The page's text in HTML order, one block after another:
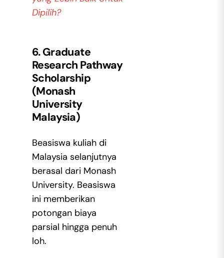
Dipilih?
6. Graduate
Research Pathway
Scholarship
(Monash
University
Malaysia)
Beasiswa kuliah di
Malaysia selanjutnya
berasal dari Monash
University. Beasiswa
ini memberikan
potongan biaya
parsial hingga penuh
loh.